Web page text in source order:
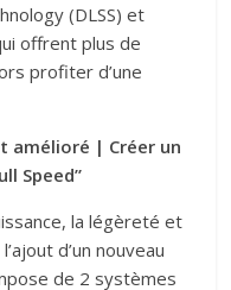
(DLSS) et
offrent plus de
profiter d’une
amélioré | Créer un
Speed”
la légèreté et
d’un nouveau
de 2 systèmes